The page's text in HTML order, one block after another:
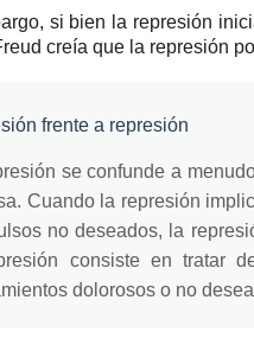
si bien la represión
creía que la represión
frente a represión
se confunde a
Cuando la represión
no deseados, la
consiste en tratar
dolorosos o no